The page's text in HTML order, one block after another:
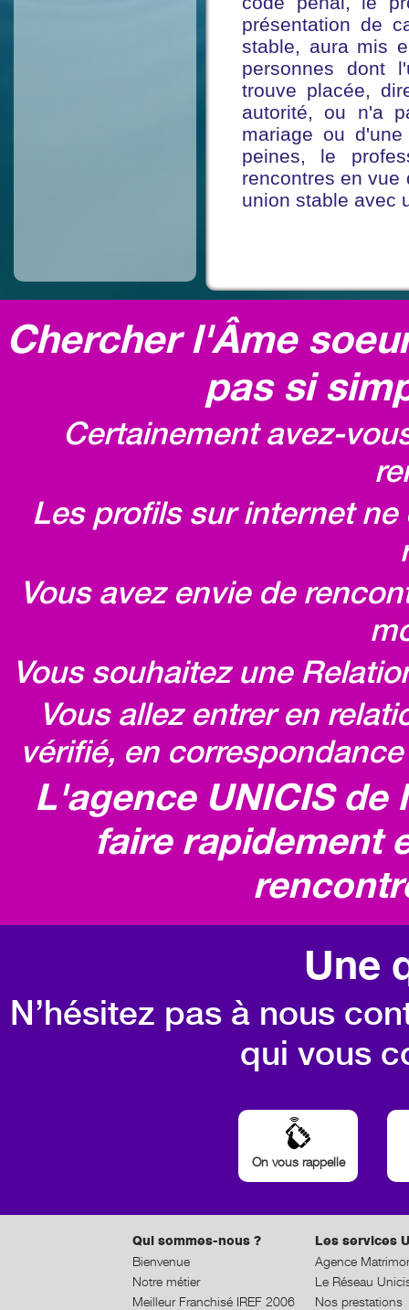
présentation de
stable, aura mis
personnes dont
trouve placée,
autorité, ou n'a
mariage ou
peines, le
rencontres en vue
union stable avec
Chercher l'Âme
pas si
Certainement avez-
Les profils sur internet
Vous avez envie de
Vous souhaitez une
Vous allez entrer en
vérifié, en
L'agence UNICIS
faire rapidement
Une
N’hésitez pas à nous
qui vous
On vous rappelle
Qui sommes-nous ?
Bienvenue
Notre métier
Meilleur Franchisé IREF 2006
Les services
Agence
Le Réseau
Nos prestations